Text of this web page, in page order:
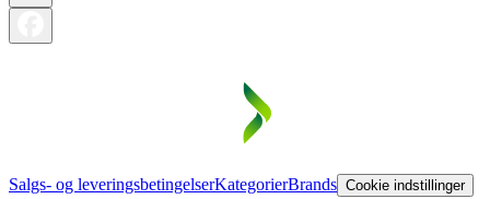
Salgs- og leveringsbetingelserKategorierBrands Cookie indstillinger